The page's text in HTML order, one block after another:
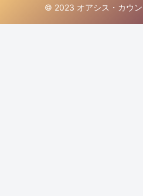
© 2023 オアシス・カウ